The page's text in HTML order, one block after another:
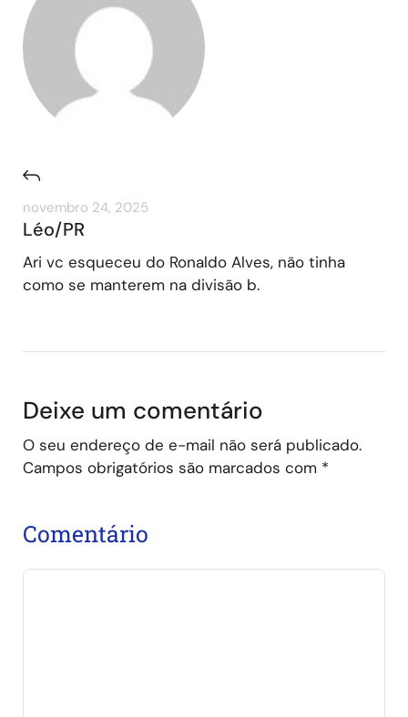
novembro 24, 2025
Léo/PR
Ari vc esqueceu do Ronaldo Alves, não tinha
como se manterem na divisão b.
Deixe um comentário
O seu endereço de e-mail não será publicado.
Campos obrigatórios são marcados com *
Comentário